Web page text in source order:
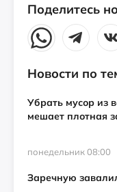
Поделитесь
Новости по
Убрать мусор из
мешает плотная
понедельник 08:00
Заречную